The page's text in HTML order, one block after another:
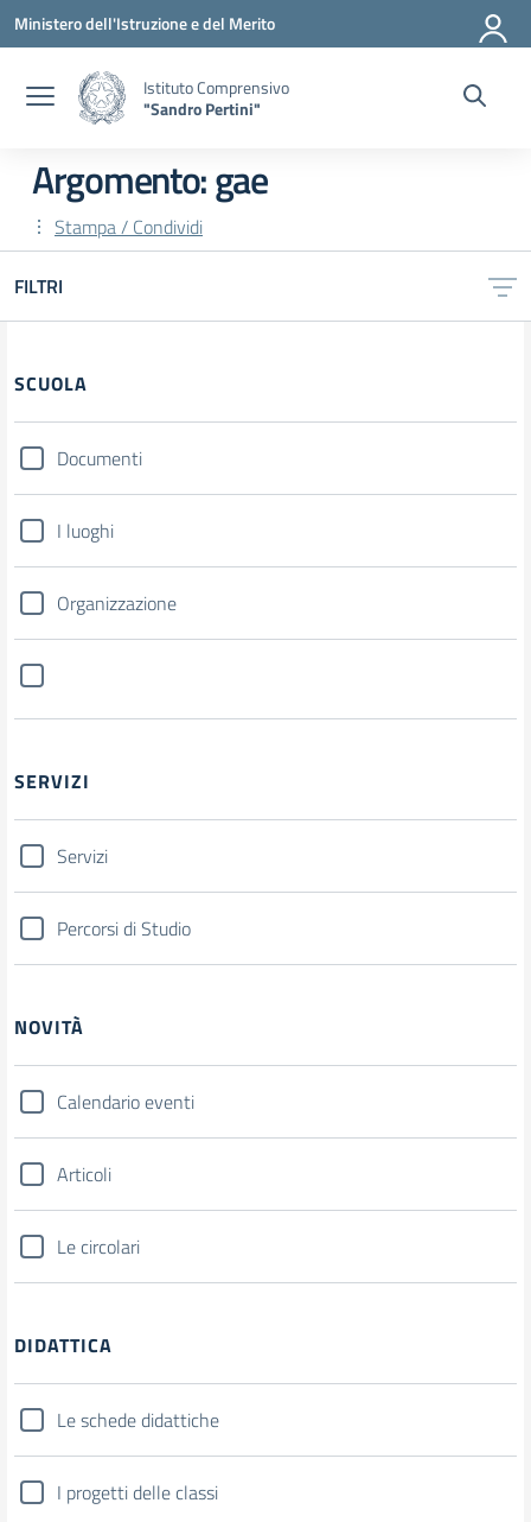
Vai ai contenuti
Vai al menu di navigazione
Vai al footer
Ministero dell'Istruzione e del Merito
Istituto Comprensivo
"Sandro Pertini"
Argomento: gae
Stampa / Condividi
FILTRI
SCUOLA
Documenti
I luoghi
Organizzazione
SERVIZI
Servizi
Percorsi di Studio
NOVITÀ
Calendario eventi
Articoli
Le circolari
DIDATTICA
Le schede didattiche
I progetti delle classi